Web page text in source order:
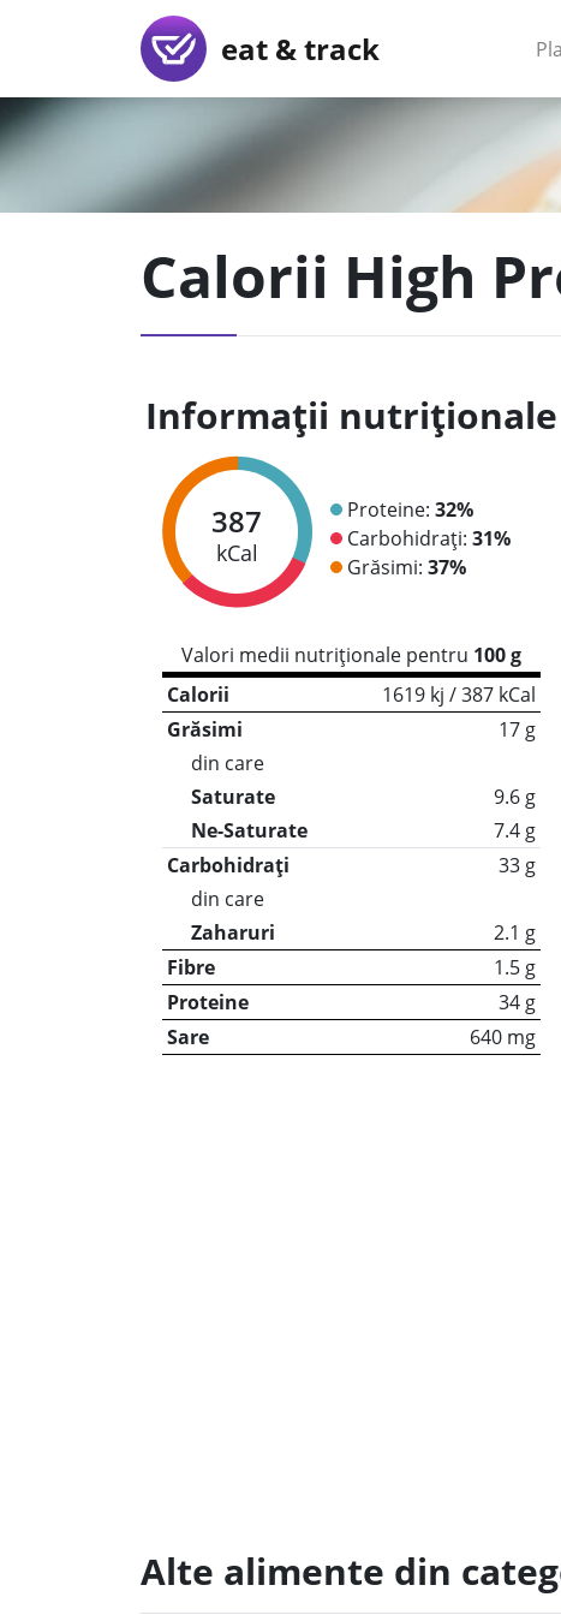
eat & track
Calorii High
Informații nutriționale
387
kCal
Proteine: 32%
Carbohidrați: 31%
Grăsimi: 37%
Valori medii nutriționale pentru 100 g
Calorii
1619 kj / 387 kCal
Grăsimi
17 g
din care
Saturate
9.6 g
Ne-Saturate
7.4 g
Carbohidrați
33 g
din care
Zaharuri
2.1 g
Fibre
1.5 g
Proteine
34 g
Sare
640 mg
Alte alimente din